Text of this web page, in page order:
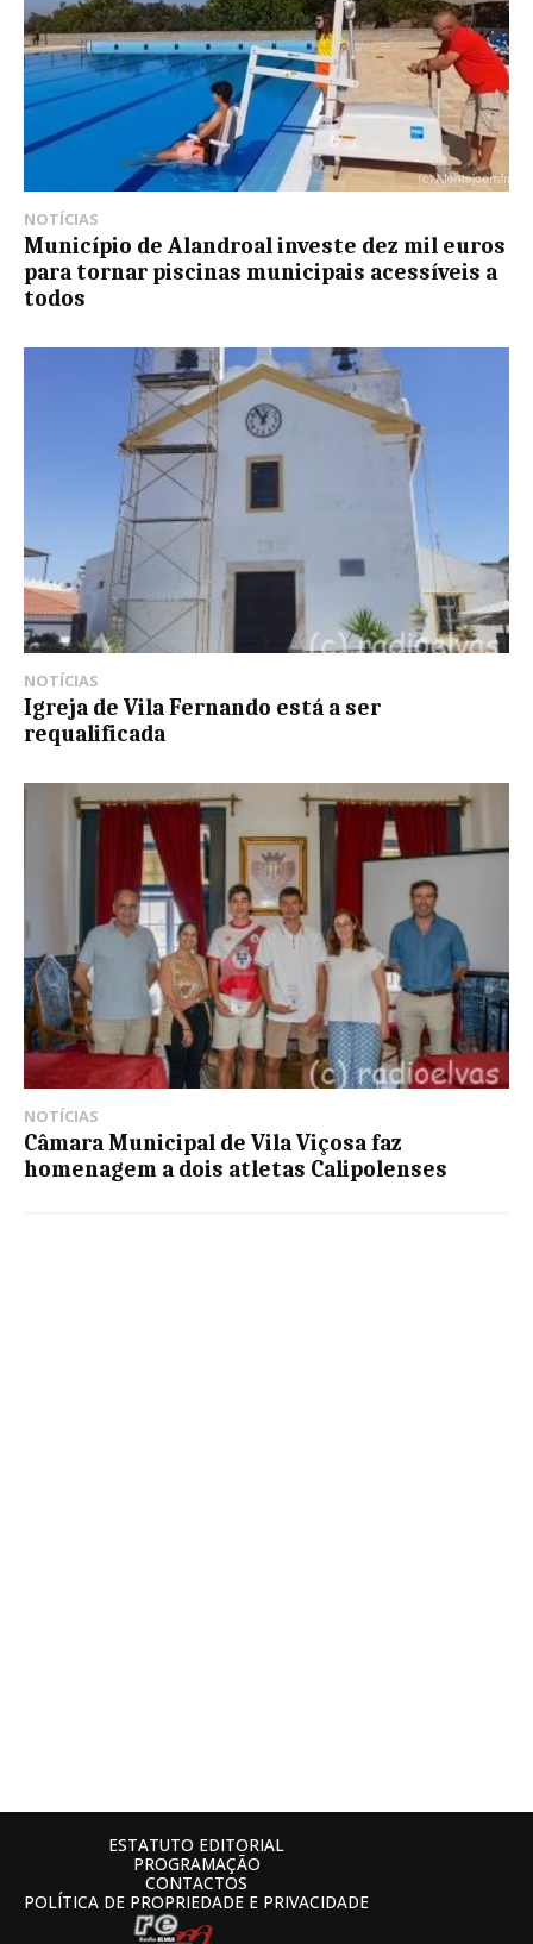
NOTÍCIAS
Município de Alandroal investe dez mil euros
para tornar piscinas municipais acessíveis a
todos
NOTÍCIAS
Igreja de Vila Fernando está a ser
requalificada
NOTÍCIAS
Câmara Municipal de Vila Viçosa faz
homenagem a dois atletas Calipolenses
ESTATUTO EDITORIAL
PROGRAMAÇÃO
CONTACTOS
POLÍTICA DE PROPRIEDADE E PRIVACIDADE